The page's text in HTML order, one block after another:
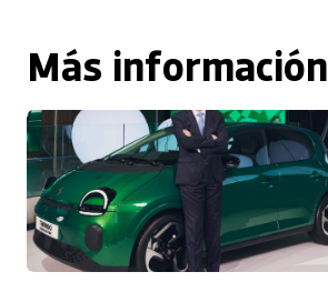
Más información